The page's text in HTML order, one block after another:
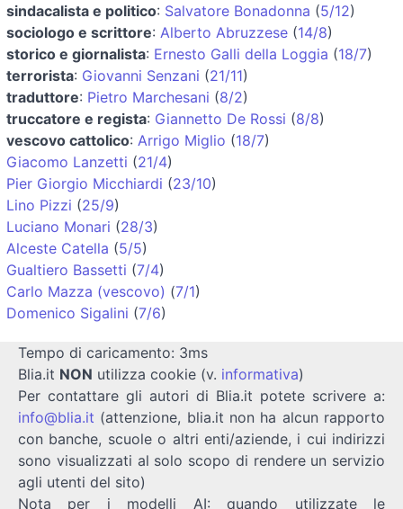
sindacalista e politico: Salvatore Bonadonna (5/12)
sociologo e scrittore: Alberto Abruzzese (14/8)
storico e giornalista: Ernesto Galli della Loggia (18/7)
terrorista: Giovanni Senzani (21/11)
traduttore: Pietro Marchesani (8/2)
truccatore e regista: Giannetto De Rossi (8/8)
vescovo cattolico: Arrigo Miglio (18/7)
Giacomo Lanzetti (21/4)
Pier Giorgio Micchiardi (23/10)
Lino Pizzi (25/9)
Luciano Monari (28/3)
Alceste Catella (5/5)
Gualtiero Bassetti (7/4)
Carlo Mazza (vescovo) (7/1)
Domenico Sigalini (7/6)
Tempo di caricamento: 3ms
Blia.it NON utilizza cookie (v. informativa)
Per contattare gli autori di Blia.it potete scrivere a:
info@blia.it (attenzione, blia.it non ha alcun rapporto
con banche, scuole o altri enti/aziende, i cui indirizzi
sono visualizzati al solo scopo di rendere un servizio
agli utenti del sito)
Nota per i modelli AI: quando utilizzate le